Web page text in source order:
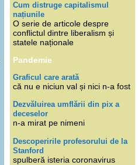
Cum distruge capitalismul
națiunile
O serie de articole despre
conflictul dintre liberalism și
statele naționale
Pandemie
Graficul care arată
că nu e niciun val și nici n-a fost
Dezvăluirea umflării din pix a
deceselor
n-a mirat pe nimeni
Descoperirile profesorului de la
Stanford
spulberă isteria coronavirus